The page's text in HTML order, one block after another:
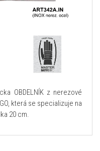
OBDELNÍK z nerezové
která se specializuje na
20 cm.